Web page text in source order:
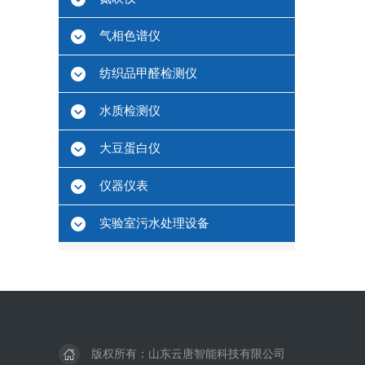
气相色谱仪
纺织品甲醛检测仪
水质检测仪
大豆蛋白仪
仪器仪表
实验室污水处理设备
版权所有：山东云唐智能科技有限公司